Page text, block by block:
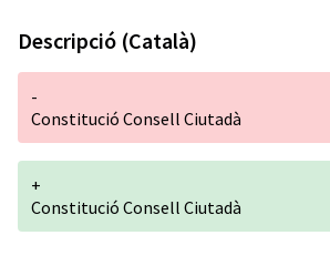
Descripció (Català)
-
Constitució Consell Ciutadà
+
Constitució Consell Ciutadà